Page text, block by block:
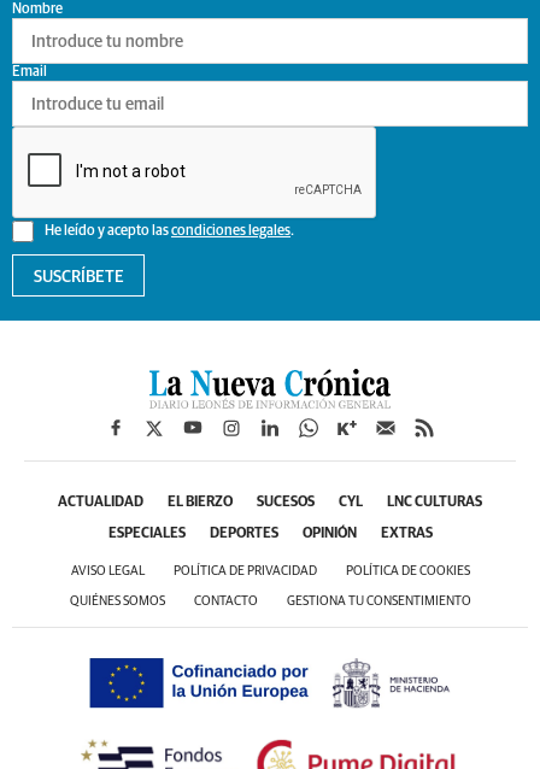
Nombre
He leído y acepto lascondiciones legales.
Email
SUSCRÍBETE
ACTUALIDAD EL BIERZO SUCESOS CYL LNC CULTURAS
ESPECIALES DEPORTES OPINIÓN EXTRAS
AVISO LEGAL POLÍTICA DE PRIVACIDAD POLÍTICA DE COOKIES
QUIÉNES SOMOS CONTACTO GESTIONA TU CONSENTIMIENTO